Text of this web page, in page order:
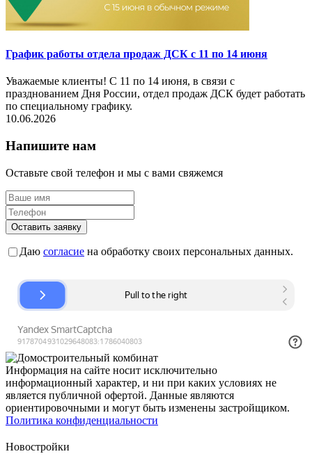
График работы отдела продаж ДСК с 11 по 14 июня
Уважаемые клиенты! С 11 по 14 июня, в связи с
празднованием Дня России, отдел продаж ДСК будет работать
по специальному графику.
10.06.2026
Напишите нам
Оставьте свой телефон и мы с вами свяжемся
Оставить заявку
Даю согласие на обработку своих персональных данных.
Информация на сайте носит исключительно
информационный характер, и ни при каких условиях не
является публичной офертой. Данные являются
ориентировочными и могут быть изменены застройщиком.
Политика конфиденциальности
Новостройки